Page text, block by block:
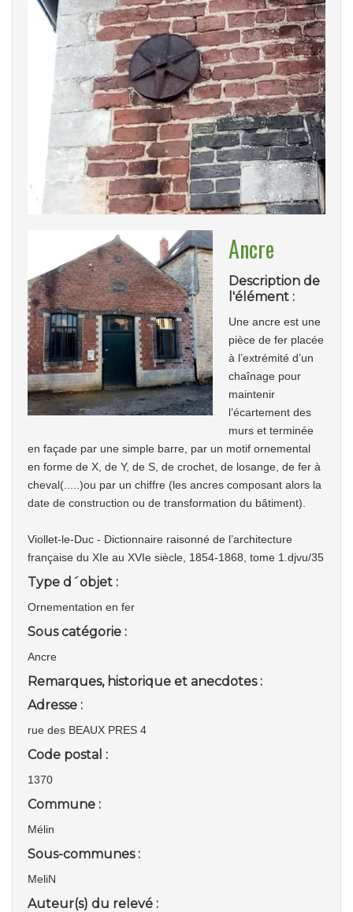
Ancre
Description de
l'élément :
Une ancre est une
pièce de fer placée
à l’extrémité d’un
chaînage pour
maintenir
l’écartement des
murs et terminée
en façade par une simple barre, par un motif ornemental
en forme de X, de Y, de S, de crochet, de losange, de fer à
cheval(.....)ou par un chiffre (les ancres composant alors la
date de construction ou de transformation du bâtiment).
Viollet-le-Duc - Dictionnaire raisonné de l’architecture
française du XIe au XVIe siècle, 1854-1868, tome 1.djvu/35
Type d´objet :
Ornementation en fer
Sous catégorie :
Ancre
Remarques, historique et anecdotes :
Adresse :
rue des BEAUX PRES 4
Code postal :
1370
Commune :
Mélin
Sous-communes :
MeliN
Auteur(s) du relevé :